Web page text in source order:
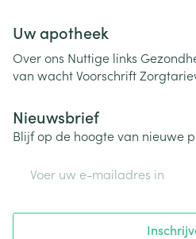
Uw apotheek
Over ons Nuttige links
van wachtVoorschrift
Nieuwsbrief
Blijf op de hoogte van nieuwe